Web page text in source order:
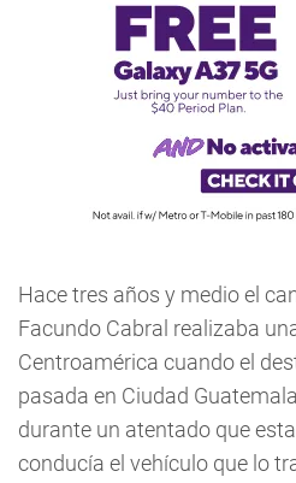
Hace tres años y medio el
Facundo Cabral realizaba
Centroamérica cuando el
pasada en Ciudad
durante un atentado que
conducía el vehículo que lo